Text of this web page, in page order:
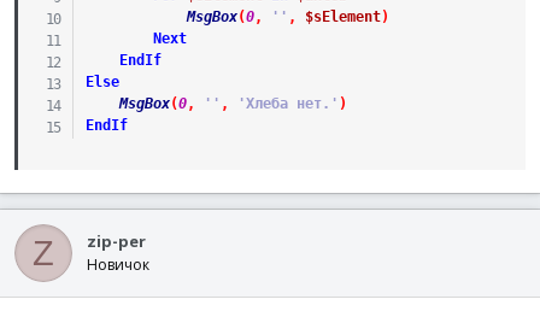
MsgBox(0, '' , $sElement)
Next
EndIf
Else
MsgBox(0, '' , 'Хлеба нет.' )
EndIf
Z zip-per
Новичок